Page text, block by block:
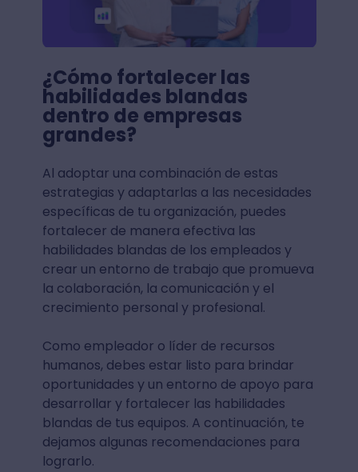
¿Cómo fortalecer las
habilidades blandas
dentro de empresas
grandes?
Al adoptar una combinación de estas
estrategias y adaptarlas a las necesidades
específicas de tu organización, puedes
fortalecer de manera efectiva las
habilidades blandas de los empleados y
crear un entorno de trabajo que promueva
la colaboración, la comunicación y el
crecimiento personal y profesional.
Como empleador o líder de recursos
humanos, debes estar listo para brindar
oportunidades y un entorno de apoyo para
desarrollar y fortalecer las habilidades
blandas de tus equipos. A continuación, te
dejamos algunas recomendaciones para
lograrlo.